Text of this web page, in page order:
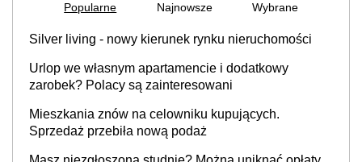
Popularne Najnowsze Wybrane
Silver living - nowy kierunek rynku nieruchomości
Urlop we własnym apartamencie i dodatkowy
zarobek? Polacy są zainteresowani
Mieszkania znów na celowniku kupujących.
Sprzedaż przebiła nową podaż